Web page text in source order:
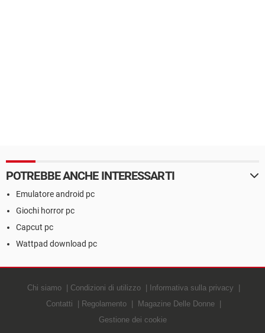
POTREBBE ANCHE INTERESSARTI
Emulatore android pc
Giochi horror pc
Capcut pc
Wattpad download pc
Chi siamo Condizioni di utilizzo
Informativa sulla privacy
Contatti
Regolamento
Magazine Delle Donne
Gestione dei cookie